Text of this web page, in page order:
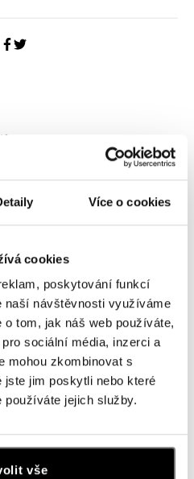
Více o cookies
cookies
poskytování funkcí
naší návštěvnosti využíváme
tom, jak náš web používáte,
sociální média, inzerci a
mohou zkombinovat s
jim poskytli nebo které
jejich služby.
vše
Slovensko